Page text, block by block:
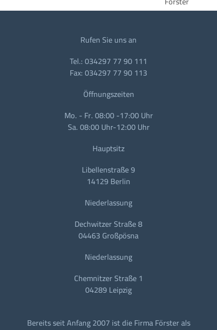
Rufen Sie uns an
Tel.: 034297 77 90 111
Fax: 034297 77 90 113
Öffnungszeiten
Mo. - Fr. 08:00 -17:00 Uhr
Sa. 08:00 Uhr-12:00 Uhr
Hauptsitz
Libellenstraße 9
14129 Berlin
Niederlassung
Dechwitzer Straße 8
04463 Großpösna
Niederlassung
Chemnitzer Straße 1
04289 Leipzig
Bereits seit Anfang 2007 ist die Firma Förster als